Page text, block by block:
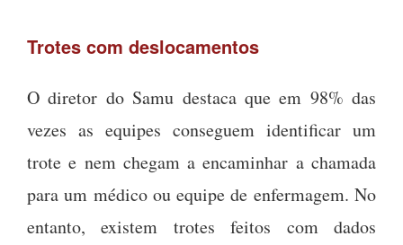
Trotes com deslocamentos
O diretor do Samu destaca que em 98% das
vezes as equipes conseguem identificar um
trote e nem chegam a encaminhar a chamada
para um médico ou equipe de enfermagem. No
entanto, existem trotes feitos com dados